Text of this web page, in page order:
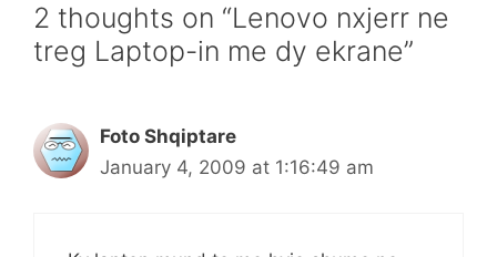
2 thoughts on “Lenovo nxjerr ne
treg Laptop-in me dy ekrane”
Foto Shqiptare
January 4, 2009 at 1:16:49 am